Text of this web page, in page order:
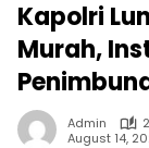
Kapolri
Murah,
Admin
August 14,